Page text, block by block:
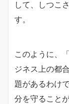
して、しつこ
す。
このように、
ジネス上の都
題があるわけ
分を守ること